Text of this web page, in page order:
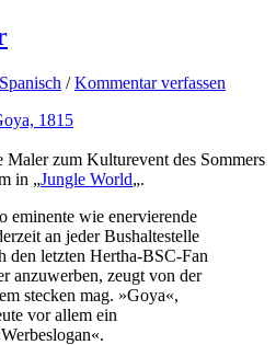
Spanisch /Kommentar verfassen
Maler zum Kulturevent des Sommers
in „Jungle World„.
eminente wie enervierende
an jeder Bushaltestelle
den letzten Hertha-BSC-Fan
anzuwerben, zeugt von der
stecken mag. »Goya«,
vor allem ein